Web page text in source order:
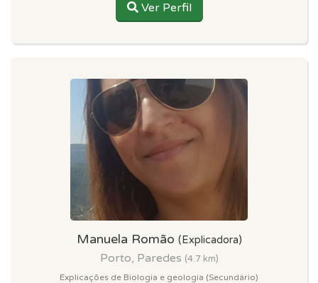
Ver Perfil
Manuela Romão (Explicadora)
Porto, Paredes (4.7 km)
Explicações de Biologia e geologia (Secundário)